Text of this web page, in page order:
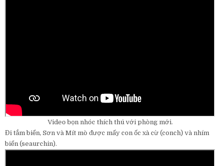
Video bọn nhóc thích thú với phòng mới.
Đi tắm biển, Sơn và Mít mò được mấy con ốc xà cừ (conch) và nhím
biển (seaurchin).